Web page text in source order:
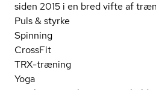
siden 2015 i en bred vifte af
Puls & styrke
Spinning
CrossFit
TRX-træning
Yoga